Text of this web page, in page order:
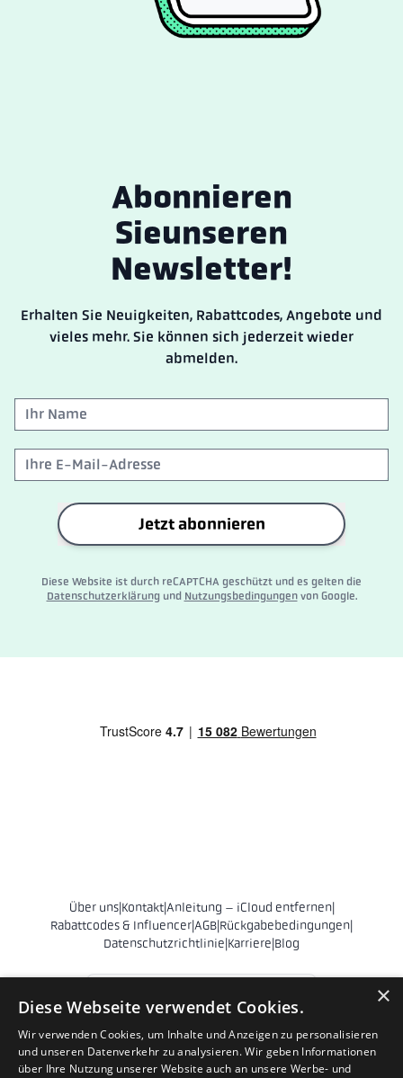
Abonnieren
Sieunseren
Newsletter!
Erhalten Sie Neuigkeiten, Rabattcodes, Angebote und
vieles mehr. Sie können sich jederzeit wieder
abmelden.
Jetzt abonnieren
Diese Website ist durch reCAPTCHA geschützt und es gelten die
Datenschutzerklärungund Nutzungsbedingungenvon Google.
Über uns|Kontakt|Anleitung – iCloud entfernen|
Rabattcodes & Influencer|AGB|Rückgabebedingungen|
Datenschutzrichtlinie|Karriere|Blog
© 2011 - 2026 Phonehero AB
Sankt Eriksgatan 28
×
Diese Webseite verwendet Cookies.
Wir verwenden Cookies, um Inhalte und Anzeigen zu personalisieren
und unseren Datenverkehr zu analysieren. Wir geben Informationen
über Ihre Nutzung unserer Website auch an unsere Werbe- und